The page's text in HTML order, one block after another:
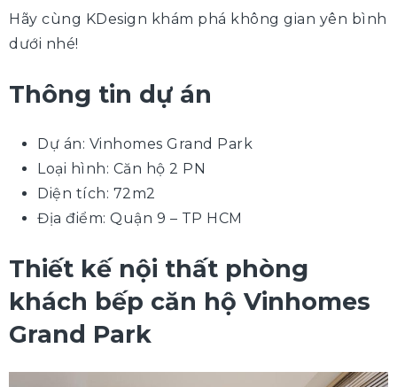
Hãy cùng KDesign khám phá không gian yên bình
dưới nhé!
Thông tin dự án
Dự án: Vinhomes Grand Park
Loại hình: Căn hộ 2 PN
Diện tích: 72m2
Địa điểm: Quận 9 – TP HCM
Thiết kế nội thất phòng
khách bếp căn hộ Vinhomes
Grand Park